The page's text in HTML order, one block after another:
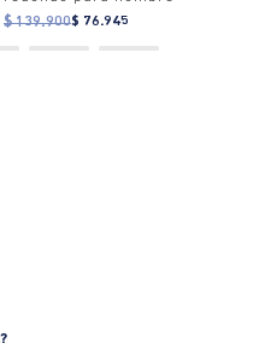
$ 139.900$ 76.945